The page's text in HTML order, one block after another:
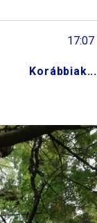
17:07
Korábbiak...